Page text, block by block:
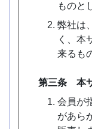
ものと
弊社は
く、本
来るも
第三条 本
会員が
があら